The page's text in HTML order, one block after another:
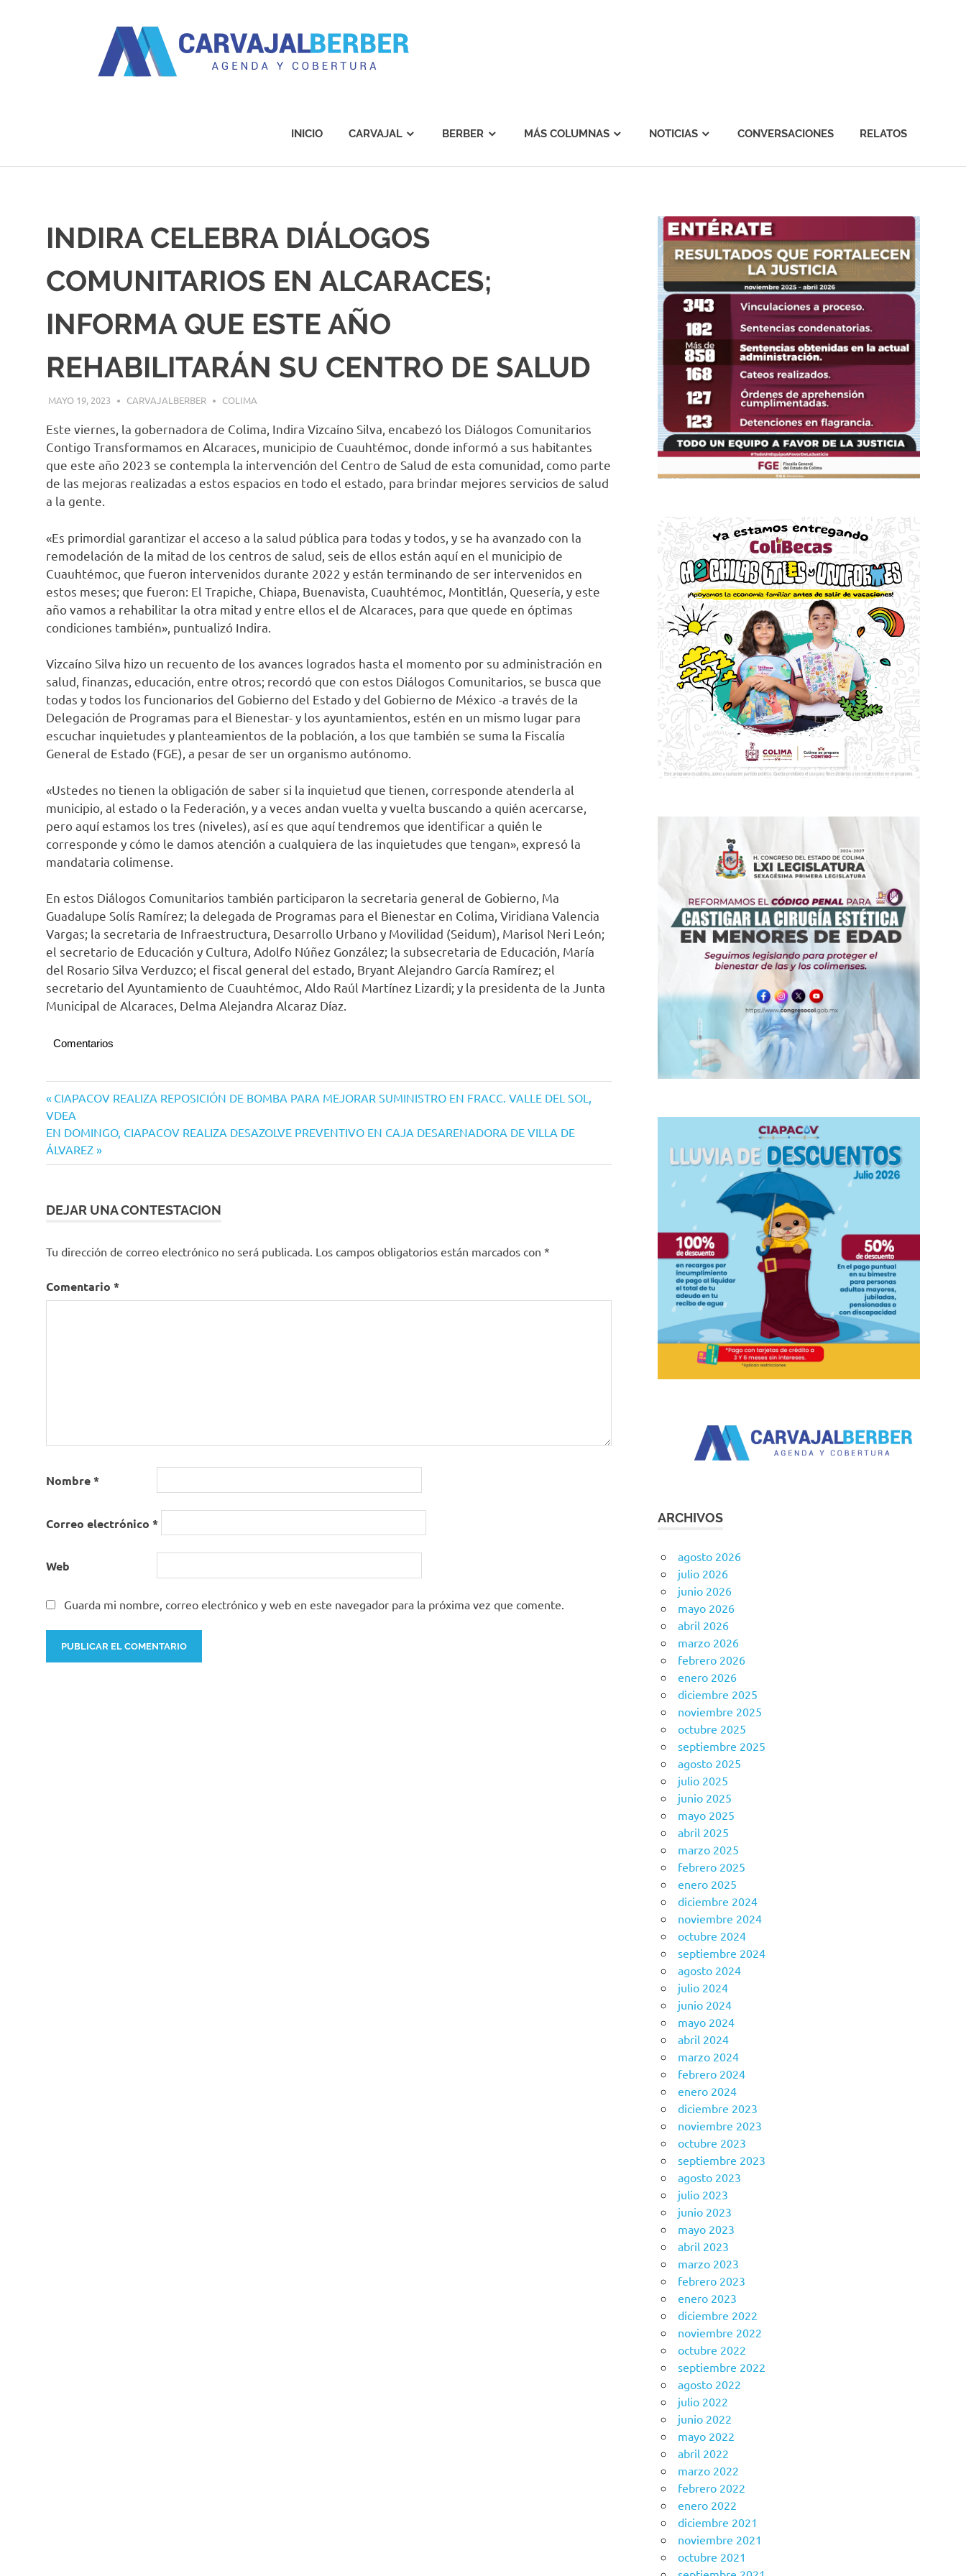
INICIO CARVAJAL BERBER MÁS COLUMNAS NOTICIAS CONVERSACIONES RELATOS
INDIRA CELEBRA DIÁLOGOS
COMUNITARIOS EN ALCARACES;
INFORMA QUE ESTE AÑO
REHABILITARÁN SU CENTRO DE SALUD
MAYO 19, 2023 CARVAJALBERBER COLIMA
Este viernes, la gobernadora de Colima, Indira Vizcaíno Silva, encabezó los Diálogos Comunitarios
Contigo Transformamos en Alcaraces, municipio de Cuauhtémoc, donde informó a sus habitantes
que este año 2023 se contempla la intervención del Centro de Salud de esta comunidad, como parte
de las mejoras realizadas a estos espacios en todo el estado, para brindar mejores servicios de salud
a la gente.
«Es primordial garantizar el acceso a la salud pública para todas y todos, y se ha avanzado con la
remodelación de la mitad de los centros de salud, seis de ellos están aquí en el municipio de
Cuauhtémoc, que fueron intervenidos durante 2022 y están terminando de ser intervenidos en
estos meses; que fueron: El Trapiche, Chiapa, Buenavista, Cuauhtémoc, Montitlán, Quesería, y este
año vamos a rehabilitar la otra mitad y entre ellos el de Alcaraces, para que quede en óptimas
condiciones también», puntualizó Indira.
Vizcaíno Silva hizo un recuento de los avances logrados hasta el momento por su administración en
salud, finanzas, educación, entre otros; recordó que con estos Diálogos Comunitarios, se busca que
todas y todos los funcionarios del Gobierno del Estado y del Gobierno de México -a través de la
Delegación de Programas para el Bienestar- y los ayuntamientos, estén en un mismo lugar para
escuchar inquietudes y planteamientos de la población, a los que también se suma la Fiscalía
General de Estado (FGE), a pesar de ser un organismo autónomo.
«Ustedes no tienen la obligación de saber si la inquietud que tienen, corresponde atenderla al
municipio, al estado o la Federación, y a veces andan vuelta y vuelta buscando a quién acercarse,
pero aquí estamos los tres (niveles), así es que aquí tendremos que identificar a quién le
corresponde y cómo le damos atención a cualquiera de las inquietudes que tengan», expresó la
mandataria colimense.
En estos Diálogos Comunitarios también participaron la secretaria general de Gobierno, Ma
Guadalupe Solís Ramírez; la delegada de Programas para el Bienestar en Colima, Viridiana Valencia
Vargas; la secretaria de Infraestructura, Desarrollo Urbano y Movilidad (Seidum), Marisol Neri León;
el secretario de Educación y Cultura, Adolfo Núñez González; la subsecretaria de Educación, María
del Rosario Silva Verduzco; el fiscal general del estado, Bryant Alejandro García Ramírez; el
secretario del Ayuntamiento de Cuauhtémoc, Aldo Raúl Martínez Lizardi; y la presidenta de la Junta
Municipal de Alcaraces, Delma Alejandra Alcaraz Díaz.
Comentarios
Navegación
de
entradas
Entrada
anterior:
CIAPACOV REALIZA REPOSICIÓN DE BOMBA PARA MEJORAR SUMINISTRO EN FRACC. VALLE DEL SOL,
VDEA
Siguiente
entrada:
EN DOMINGO, CIAPACOV REALIZA DESAZOLVE PREVENTIVO EN CAJA DESARENADORA DE VILLA DE
ÁLVAREZ
DEJAR UNA CONTESTACION
Tu dirección de correo electrónico no será publicada. Los campos obligatorios están marcados con *
Comentario *
Nombre*
Correo electrónico *
Web
Guarda mi nombre, correo electrónico y web en este navegador para la próxima vez que comente.
ARCHIVOS
agosto 2026
julio 2026
junio 2026
mayo 2026
abril 2026
marzo 2026
febrero 2026
enero 2026
diciembre 2025
noviembre 2025
octubre 2025
septiembre 2025
agosto 2025
julio 2025
junio 2025
mayo 2025
abril 2025
marzo 2025
febrero 2025
enero 2025
diciembre 2024
noviembre 2024
octubre 2024
septiembre 2024
agosto 2024
julio 2024
junio 2024
mayo 2024
abril 2024
marzo 2024
febrero 2024
enero 2024
diciembre 2023
noviembre 2023
octubre 2023
septiembre 2023
agosto 2023
julio 2023
junio 2023
mayo 2023
abril 2023
marzo 2023
febrero 2023
enero 2023
diciembre 2022
noviembre 2022
octubre 2022
septiembre 2022
agosto 2022
julio 2022
junio 2022
mayo 2022
abril 2022
marzo 2022
febrero 2022
enero 2022
diciembre 2021
noviembre 2021
octubre 2021